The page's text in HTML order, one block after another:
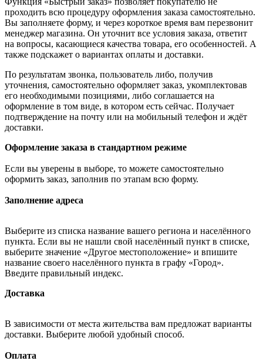
проходить всю процедуру оформления заказа самостоятельно.
Вы заполняете форму, и через короткое время вам перезвонит
менеджер магазина. Он уточнит все условия заказа, ответит
на вопросы, касающиеся качества товара, его особенностей. А
также подскажет о вариантах оплаты и доставки.
По результатам звонка, пользователь либо, получив
уточнения, самостоятельно оформляет заказ, укомплектовав
его необходимыми позициями, либо соглашается на
оформление в том виде, в котором есть сейчас. Получает
подтверждение на почту или на мобильный телефон и ждёт
доставки.
Оформление заказа в стандартном режиме
Если вы уверены в выборе, то можете самостоятельно
оформить заказ, заполнив по этапам всю форму.
Заполнение адреса
Выберите из списка название вашего региона и населённого
пункта. Если вы не нашли свой населённый пункт в списке,
выберите значение «Другое местоположение» и впишите
название своего населённого пункта в графу «Город».
Введите правильный индекс.
Доставка
В зависимости от места жительства вам предложат варианты
доставки. Выберите любой удобный способ.
Оплата